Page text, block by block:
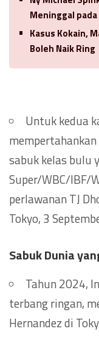
Meninggal pada
Kasus Kokain,
Boleh Naik Ring
Untuk kedua
sabuk kelas bulu
Super/WBC/IBF/
perlawanan TJ
Tokyo, 3
Sabuk Dunia
Tahun 2024,
terbang ringan,
Hernandez di